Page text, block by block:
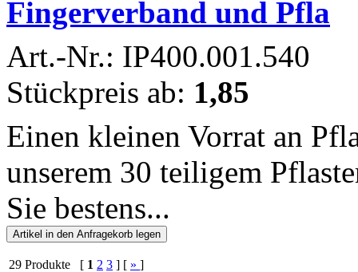
Fingerverband und Pfla
Art.-Nr.: IP400.001.540
Stückpreis ab: 1,85
Einen kleinen Vorrat an
unserem 30 teiligem
Sie bestens...
29 Produkte [ 1 2 3 ] [ » ]